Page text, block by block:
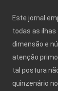
Este jornal
todas as ilhas
dimensão e
atenção
tal postura
quinzenário